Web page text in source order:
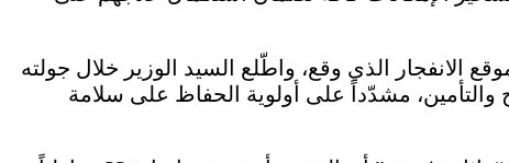
الانفجار الذي وقع، واطّلع السيد الوزير خلال جولته
مشدّداً على أولوية الحفاظ على سلامة